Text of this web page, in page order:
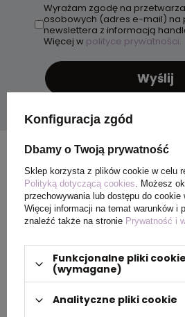
Wyrażam zgodę na
osobowych (adres e-mail) na
newslettera z informacją
Więcej w polityce prywatności.
Wyślij
Konfiguracja zgód
Dbamy o Twoją prywatność
Sklep korzysta z plików cookie w celu
Polityką dotyczącą cookies. Możesz
przechowywania lub dostępu do cookie
Więcej informacji na temat warunków i
znaleźć także na stronie Prywatność i
Funkcjonalne pliki cookie
(wymagane)
Analityczne pliki cookie